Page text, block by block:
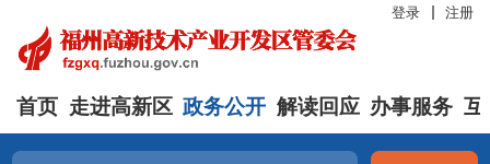
登录 注册
首页 走进高新区 政务公开 解读回应 办事服务 互